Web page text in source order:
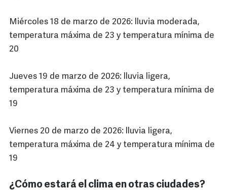
Miércoles 18 de marzo de 2026: lluvia moderada,
temperatura máxima de 23 y temperatura mínima de
20
Jueves 19 de marzo de 2026: lluvia ligera,
temperatura máxima de 23 y temperatura mínima de
19
Viernes 20 de marzo de 2026: lluvia ligera,
temperatura máxima de 24 y temperatura mínima de
19
¿Cómo estará el clima en otras ciudades?